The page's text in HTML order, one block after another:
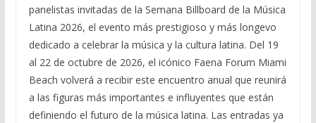
panelistas invitadas de la Semana Billboard de la Música
Latina 2026, el evento más prestigioso y más longevo
dedicado a celebrar la música y la cultura latina. Del 19
al 22 de octubre de 2026, el icónico Faena Forum Miami
Beach volverá a recibir este encuentro anual que reunirá
a las figuras más importantes e influyentes que están
definiendo el futuro de la música latina. Las entradas ya